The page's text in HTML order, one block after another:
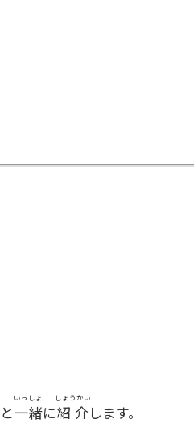
と一緒
いっしょ
に紹介
しょうかい
します。